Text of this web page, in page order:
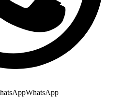
WhatsApp